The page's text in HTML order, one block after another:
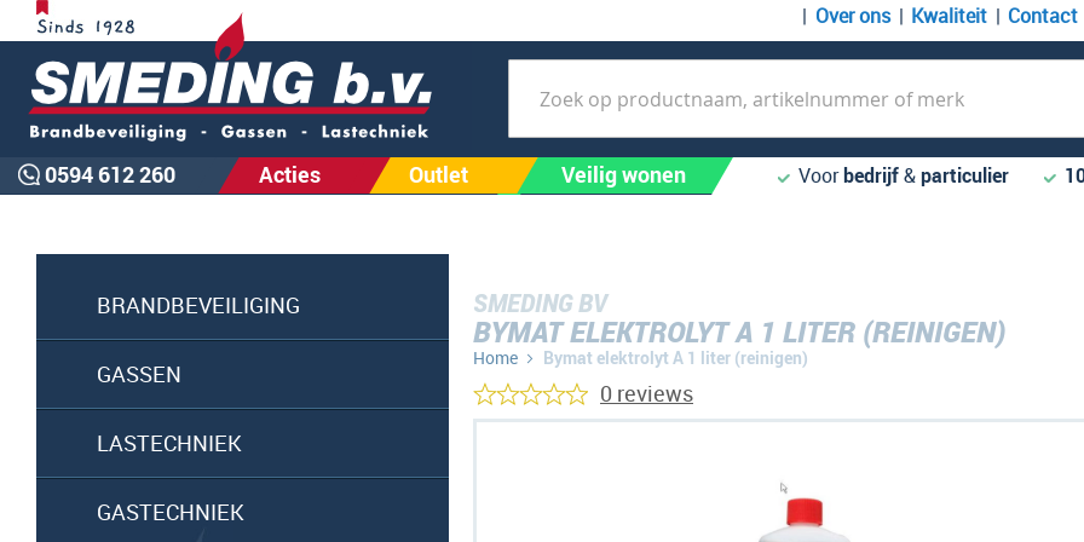
Over ons Kwaliteit Contact
Zoek
0594 612 260 Acties Outlet Veilig wonen Voorbedrijf&particulier
BRANDBEVEILIGING
GASSEN
LASTECHNIEK
GASTECHNIEK
SMEDING BV
BYMAT ELEKTROLYT A 1 LITER (REINIGEN)
Home Bymat elektrolyt A 1 liter (reinigen)
0 reviews
Ga